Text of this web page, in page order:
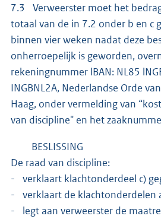
7.3 Verweerster moet het
totaal van de in 7.2 onder b en c
binnen vier weken nadat deze
onherroepelijk is geworden,
rekeningnummer lBAN: NL85
INGBNL2A, Nederlandse Orde
Haag, onder vermelding van
van discipline" en het
BESLISSING
De raad van discipline:
- verklaart klachtonderdeel c)
- verklaart de klachtonderdelen
- legt aan verweerster de